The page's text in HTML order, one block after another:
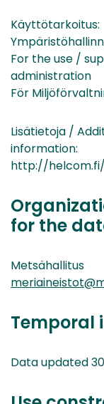
Käyttötarkoitus:
For the use /
administration
För
Lisätietoja /
information:
http://helcom.fi/
for the
Metsähallitus
Temporal
Data updated